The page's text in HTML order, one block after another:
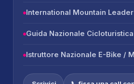
International Mountain Leader
Guida Nazionale Cicloturistica
Istruttore Nazionale E-Bike /